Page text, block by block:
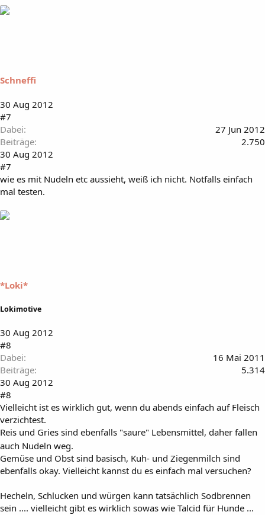
Schneffi
30 Aug 2012
#7
Dabei
27 Jun 2012
Beiträge
2.750
30 Aug 2012
#7
wie es mit Nudeln etc aussieht, weiß ich nicht. Notfalls einfach
mal testen.
*Loki*
Lokimotive
30 Aug 2012
#8
Dabei
16 Mai 2011
Beiträge
5.314
30 Aug 2012
#8
Vielleicht ist es wirklich gut, wenn du abends einfach auf Fleisch
verzichtest.
Reis und Gries sind ebenfalls "saure" Lebensmittel, daher fallen
auch Nudeln weg.
Gemüse und Obst sind basisch, Kuh- und Ziegenmilch sind
ebenfalls okay. Vielleicht kannst du es einfach mal versuchen?
Hecheln, Schlucken und würgen kann tatsächlich Sodbrennen
sein .... vielleicht gibt es wirklich sowas wie Talcid für Hunde ...